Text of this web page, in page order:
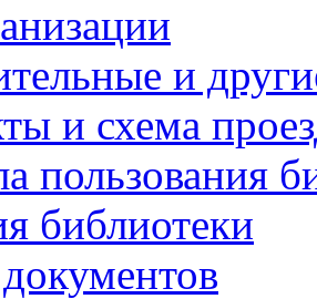
и
и схема
пользования
библиотеки